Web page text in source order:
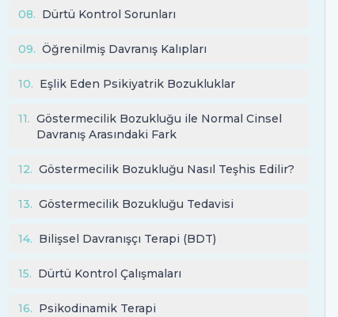
08. Dürtü Kontrol Sorunları
09. Öğrenilmiş Davranış Kalıpları
10. Eşlik Eden Psikiyatrik Bozukluklar
11. Göstermecilik Bozukluğu ile Normal Cinsel
Davranış Arasındaki Fark
12. Göstermecilik Bozukluğu Nasıl Teşhis Edilir?
13. Göstermecilik Bozukluğu Tedavisi
14. Bilişsel Davranışçı Terapi (BDT)
15. Dürtü Kontrol Çalışmaları
16. Psikodinamik Terapi